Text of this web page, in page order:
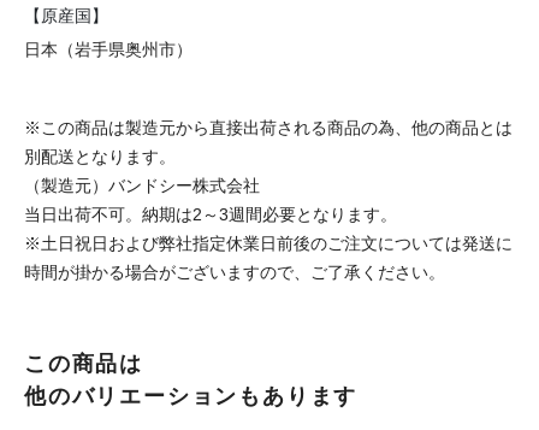
【原産国】
日本（岩手県奥州市）
※この商品は製造元から直接出荷される商品の為、他の商品とは
別配送となります。
（製造元）バンドシー株式会社
当日出荷不可。納期は2～3週間必要となります。
※土日祝日および弊社指定休業日前後のご注文については発送に
時間が掛かる場合がございますので、ご了承ください。
この商品は
他のバリエーションもあります